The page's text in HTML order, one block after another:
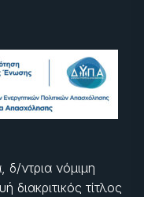
δ/ντρια νόμιμη
τίτλος